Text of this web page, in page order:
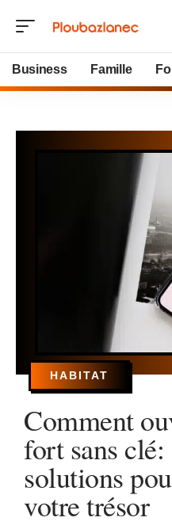
Business Famille
HABITAT
Comment
fort sans clé:
solutions
votre trésor